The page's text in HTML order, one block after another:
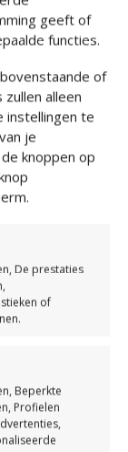
geeft of
functies.
of
alleen
instellingen te
je
knoppen op
De prestaties
of
Beperkte
Profielen